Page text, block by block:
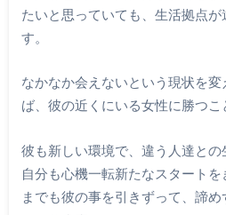
たいと思っていても、生活拠点
す。
なかなか会えないという現状を
ば、彼の近くにいる女性に勝つこ
彼も新しい環境で、違う人達との
自分も心機一転新たなスタート
までも彼の事を引きずって、諦